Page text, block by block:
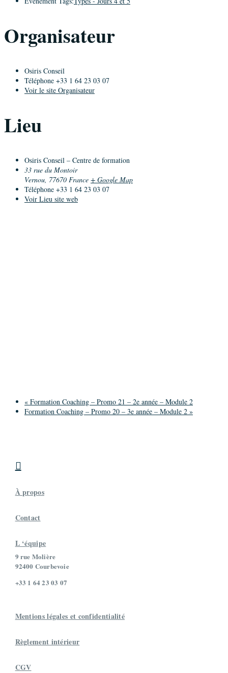
Organisateur
Osiris Conseil
Téléphone +33 1 64 23 03 07
Voir le site Organisateur
Lieu
Osiris Conseil – Centre de formation
33 rue du Montoir
Vernou, 77670 France + Google Map
Téléphone +33 1 64 23 03 07
Voir Lieu site web
« Formation Coaching – Promo 21 – 2e année – Module 2
Formation Coaching – Promo 20 – 3e année – Module 2 »

À propos
Contact
L ‘équipe
9 rue Molière
92400 Courbevoie
+33 1 64 23 03 07
Mentions légales et confidentialité
Règlement intérieur
CGV